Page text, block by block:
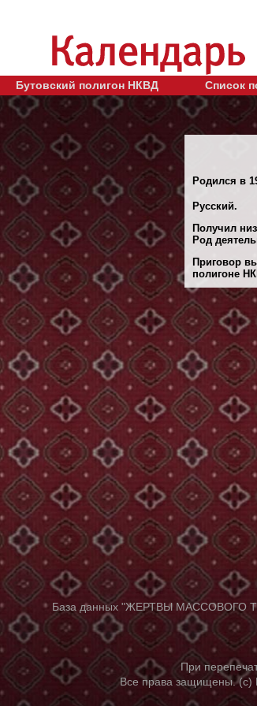
Бутовский полигон НКВД Список
Родился в
Русский.
Получил
Род
Приговор
полигоне
База данных "ЖЕРТВЫ МАССОВОГО
При
Все права защищены. (с)